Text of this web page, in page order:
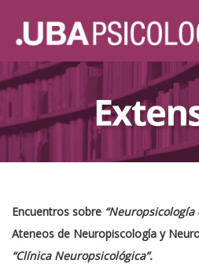
Encuentros sobre “Neuropsicología
Ateneos de Neuropiscología y
“Clínica Neuropsicológica”.